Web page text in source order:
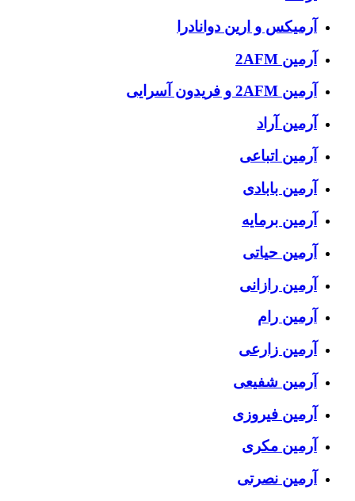
آرمیکس و ارین دوانادرا
آرمین 2AFM
آرمین 2AFM و فریدون آسرایی
آرمین آراد
آرمین اتباعی
آرمین بابادی
آرمین برمایه
آرمین حیاتی
آرمین رازانی
آرمین رام
آرمین زارعی
آرمین شفیعی
آرمین فیروزی
آرمین مکری
آرمین نصرتی